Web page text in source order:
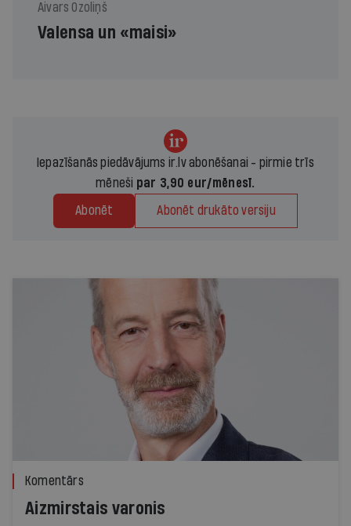
Aivars Ozoliņš
Valensa un «maisi»
Iepazīšanās piedāvājums ir.lv abonēšanai - pirmie trīs
mēneši par 3,90 eur/mēnesī.
Abonēt Abonēt drukāto versiju
Komentārs
Aizmirstais varonis